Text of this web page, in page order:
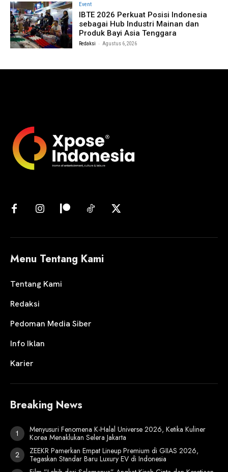
Event
IBTE 2026 Perkuat Posisi Indonesia
sebagai Hub Industri Mainan dan
Produk Bayi Asia Tenggara
Redaksi - Agustus 6, 2026
Menu Tentang Kami
Tentang Kami
Redaksi
Pedoman Media Siber
Info Iklan
Karier
Breaking News
Menyusuri Fenomena K-Halal Universe 2026, Ketika Kuliner
Korea Menaklukan Selera Jakarta
ZEEKR Pamerkan Empat Lineup Premium di GIIAS 2026,
Tegaskan Standar Baru Luxury EV di Indonesia